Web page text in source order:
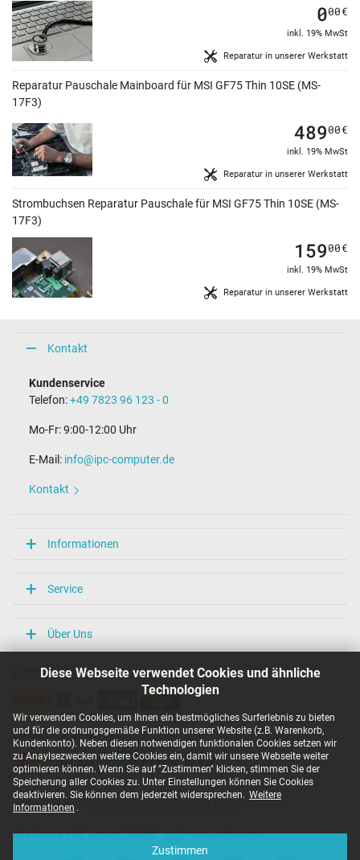
Diese Webseite verwendet Cookies und ähnliche
Technologien
Wir verwenden Cookies, um Ihnen ein bestmögliches Surferlebnis zu bieten
und für die ordnungsgemäße Funktion unserer Website (z.B. Warenkorb,
Kundenkonto). Neben diesen notwendigen funktionalen Cookies setzen wir
zu Anaylsezwecken weitere Cookies ein, damit wir unsere Webseite weiter
optimieren können. Wenn Sie auf "Zustimmen" klicken, stimmen Sie der
Speicherung aller Cookies zu. Unter Einstellungen können Sie Cookies
deaktivieren. Sie können dem jederzeit widersprechen. Weitere
Informationen .
Zustimmen
Reparatur in unserer Werkstatt
000€
inkl. 19% MwSt
Reparatur Pauschale Mainboard für MSI GF75 Thin 10SE (MS-
17F3)
Reparatur in unserer Werkstatt
48900€
inkl. 19% MwSt
Strombuchsen Reparatur Pauschale für MSI GF75 Thin 10SE (MS-
17F3)
Reparatur in unserer Werkstatt
15900€
inkl. 19% MwSt
Kontakt
Kundenservice
Telefon:+49 7823 96 123 - 0
Mo-Fr: 9:00-12:00 Uhr
E-Mail: info@ipc-computer.de
Kontakt
Informationen
Service
Über Uns
Unsere Versandarten
Unsere Zahlarten
Copyright ©
Alle Preise inkl. gesetzl. MwSt. zzgl. Versandkosten